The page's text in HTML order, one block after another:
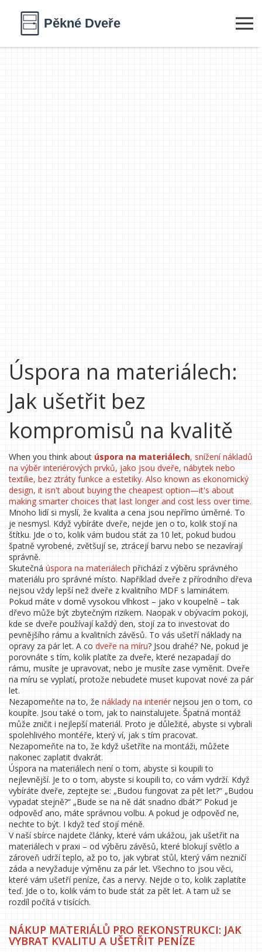
Úspora na materiálech:
Jak ušetřit bez
kompromisů na kvalitě
When you think about úspora na materiálech, snížení nákladů
na výběr interiérových prvků, jako jsou dveře, nábytek nebo
textilie, bez ztráty funkce a estetiky. Also known as ekonomický
design, it isn't about buying the cheapest option—it's about
making smarter choices that last longer and cost less over time.
Mnoho lidí si myslí, že kvalita a cena jsou nepřímo úměrné. To
je nesmysl. Když vybíráte dveře, nejde jen o to, kolik stojí na
štítku. Jde o to, kolik vám budou stát za 10 let, pokud budou
špatně vyrobené, zvětšují se, ztrácejí barvu nebo se nezavírají
správně.
Skutečná úspora na materiálech přichází z výběru správného
materiálu pro správné místo. Například dveře z přírodního dřeva
nejsou vždy lepší než dveře z kvalitního MDF s laminátem.
Pokud máte v domě vysokou vlhkost – jako v koupelně – tak
dřevo může být zbytečným rizikem. Naopak v obývacím pokoji,
kde se dveře používají každý den, stojí za to investovat do
pevnějšího rámu a kvalitních závěsů. To vás ušetří náklady na
opravy za pár let. A co dveře na míru? Jsou drahé? Ne, pokud je
porovnáte s tím, kolik platíte za dveře, které nezapadají do
rámu, musíte je upravovat, nebo je musíte zase vyměnit. Dveře
na míru se vyplatí, protože nebudete muset kupovat nové za pár
let.
Nezapomeňte na to, že náklady na interiér nejsou jen o tom, co
koupíte. Jsou také o tom, jak to nainstalujete. Špatná montáž
může zničit i nejlepší materiál. Proto je důležité, abyste si vybrali
spolehlivého montéře, který ví, jak s tím pracovat.
Nezapomeňte na to, že když ušetříte na montáži, můžete
nakonec zaplatit dvakrát.
Úspora na materiálech není o tom, abyste si koupili to
nejlevnější. Je to o tom, abyste si koupili to, co vám vydrží. Když
vybíráte dveře, zeptejte se: „Budou fungovat za pět let?“ „Budou
vypadat stejně?“ „Bude se na ně dát snadno dbát?“ Pokud je
odpověď ano, máte správnou volbu. A pokud je odpověď ne,
nechte to být. I když teď stojí méně.
V naší sbírce najdete články, které vám ukážou, jak ušetřit na
materiálech v praxi – od výběru závěsů, které blokují světlo a
zároveň udrží teplo, až po to, jak vybrat stůl, který vám nezničí
záda a nevyžaduje výměnu za pár let. Všechno to jsou věci,
které vám ušetří peníze, čas a nervy. Nejde o to, kolik zaplatíte
teď. Jde o to, kolik vám to bude stát za pět let. A tam už se
rozdíl počítá v tisících.
NÁKUP MATERIÁLŮ PRO REKONSTRUKCI: JAK
VYBRAT KVALITU A UŠETŘIT PENÍZE